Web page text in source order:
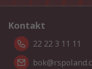
Kontakt
22 22 3 11 11